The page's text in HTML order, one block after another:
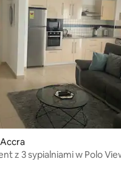
z 3 sypialniami w Polo